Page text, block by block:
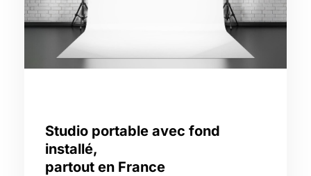
Studio portable avec fond
installé,
partout en France